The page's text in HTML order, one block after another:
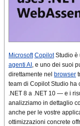
Microsoft CopilotStudio è
agenti AI , e uno dei suoi
direttamente nel browser
team di Copilot Studio ha
.NET 8 a .NET 10 — e i
analizziamo in dettaglio
anche per le vostre
ottimizzazioni concrete